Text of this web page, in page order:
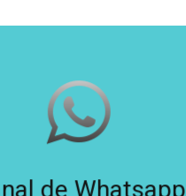
de Whatsapp